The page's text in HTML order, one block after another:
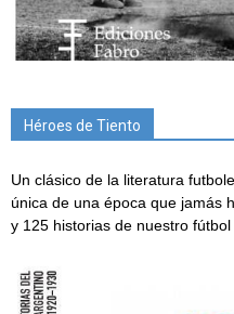
Héroes de Tiento
Un clásico de la literatura
única de una época que jamás
y 125 historias de nuestro